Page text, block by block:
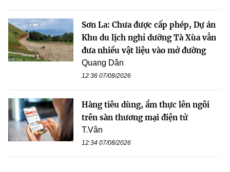
Sơn La: Chưa được cấp phép, Dự án
Khu du lịch nghỉ dưỡng Tà Xùa vẫn
đưa nhiều vật liệu vào mở đường
Quang Dân
12:36 07/08/2026
Hàng tiêu dùng, ẩm thực lên ngôi
trên sàn thương mại điện tử
T.Vân
12:34 07/08/2026